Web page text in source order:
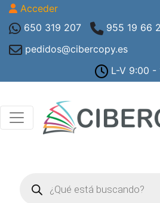
Acceder
650 319 207
955 19 66
pedidos@cibercopy.es
L-V 9:00 -
productos